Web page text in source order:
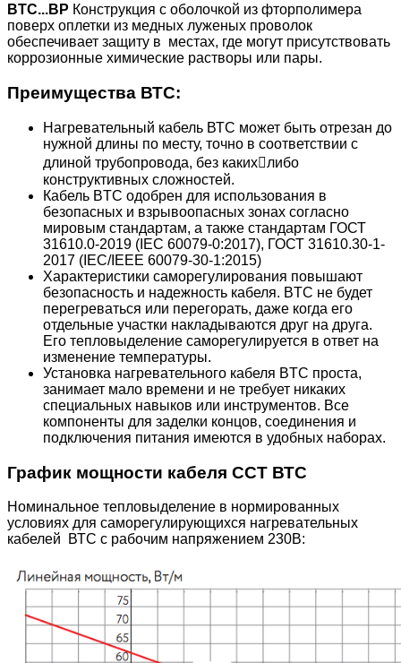
ВTС...BP Конструкция с оболочкой из фторполимера
поверх оплетки из медных луженых проволок
обеспечивает защиту в местах, где могут присутствовать
коррозионные химические растворы или пары.
Преимущества ВТС:
Нагревательный кабель ВТС может быть отрезан до
нужной длины по месту, точно в соответствии с
длиной трубопровода, без какихлибо
конструктивных сложностей.
Кабель BTC одобрен для использования в
безопасных и взрывоопасных зонах согласно
мировым стандартам, а также стандартам ГОСТ
31610.0-2019 (IEC 60079-0:2017), ГОСТ 31610.30-1-
2017 (IEC/IEEE 60079-30-1:2015)
Характеристики саморегулирования повышают
безопасность и надежность кабеля. BTC не будет
перегреваться или перегорать, даже когда его
отдельные участки накладываются друг на друга.
Его тепловыделение саморегулируется в ответ на
изменение температуры.
Установка нагревательного кабеля BTC проста,
занимает мало времени и не требует никаких
специальных навыков или инструментов. Все
компоненты для заделки концов, соединения и
подключения питания имеются в удобных наборах.
График мощности кабеля ССТ ВТС
Номинальное тепловыделение в нормированных
условиях для саморегулирующихся нагревательных
кабелей ВТС с рабочим напряжением 230В: